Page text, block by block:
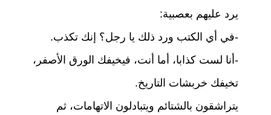
يرد عليهم بعصبية:
-في أي الكتب ورد ذلك يا رجل؟ إنك تكذب.
-أنا لست كذابا، أما أنت، فيخيفك الورق الأصفر،
تخيفك خربشات التاريخ.
يتراشقون بالشتائم ويتبادلون الاتهامات، ثم